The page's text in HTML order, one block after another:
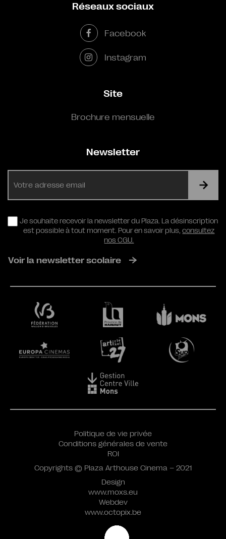
Réseaux sociaux
Facebook
Instagram
Site
Brochure mensuelle
Newsletter
RGPD
Je souhaite recevoir la newsletter du Plaza. La désinscription
est possible à tout moment. Pour en savoir plus,consultez
nos CGU.
Voir la newsletter scolaire
Design
www.moxs.eu
Webdev
www.octopix.be
Politique de vie privée
Conditions générales de vente
ROI
Copyrights © Plaza Arthouse Cinema – 2021